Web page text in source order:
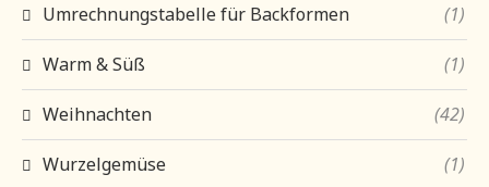
Umrechnungstabelle für Backformen (1)
Warm & Süß (1)
Weihnachten (42)
Wurzelgemüse (1)